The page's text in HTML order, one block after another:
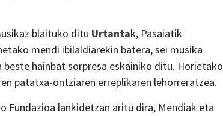
blaituko ditu Urtantak, Pasaiatik
mendi ibilaldiarekin batera, sei musika
hainbat sorpresa eskainiko ditu. Horietako
patatxa-ontziaren erreplikaren lehorreratzea.
Fundazioa lankidetzan aritu dira, Mendiak eta